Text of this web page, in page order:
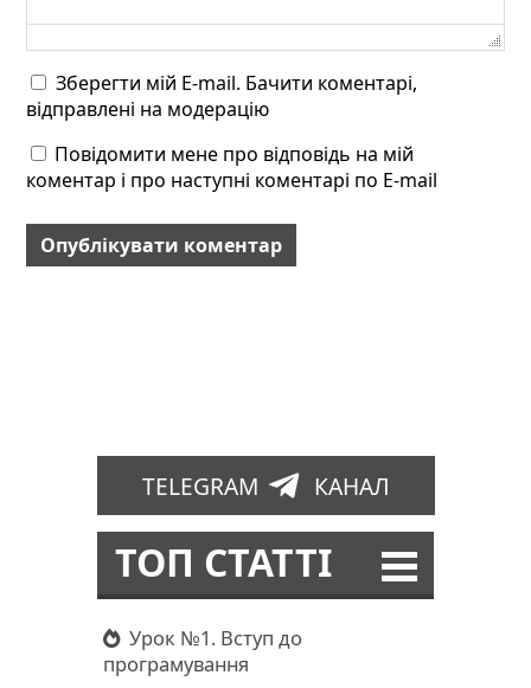
Зберегти мій E-mail. Бачити коментарі,
відправлені на модерацію
Повідомити мене про відповідь на мій
коментар і про наступні коментарі по E-mail
TELEGRAM КАНАЛ
ТОП СТАТТІ
Урок №1. Вступ до
програмування